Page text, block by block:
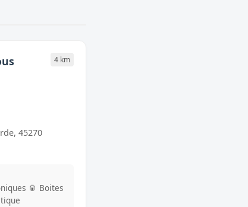
4 km
45270
🥫 Boites